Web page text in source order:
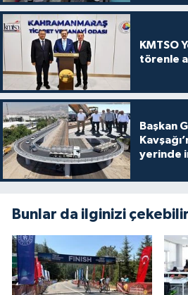
KMTSO
törenle
Başkan
yerinde
Bunlar da ilginizi çekebilir